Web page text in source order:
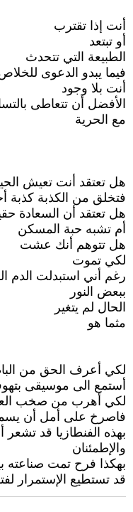
أنت إذا تقترب
أو تبتعد
الطبيعة التي تتحدث
فيما يبدو الدعوى
أنت بلا وجود
الأفضل أن تتعاطى
مع الحرية
هل تعتقد أنت تعيش
فتخلق من الكذبة كذبة
هل تعتقد أن السعادة
أم تشبه حبة المسكن
هل تتوهم أنك عشت
لكي تموت
رغم أني استبدلت الدم
ببعض النور
الحال لم يتغير
مثما هو
لكي أعرف الحق من
أستمع الى موسيقى
لكي أهرب من صخب
فاصرخ على أمل أن
بهذه الفنطازيا قد تشعر
والإطمئنان
بهكذا فرح تمت صناعته
قد تستطيع الإستمرار